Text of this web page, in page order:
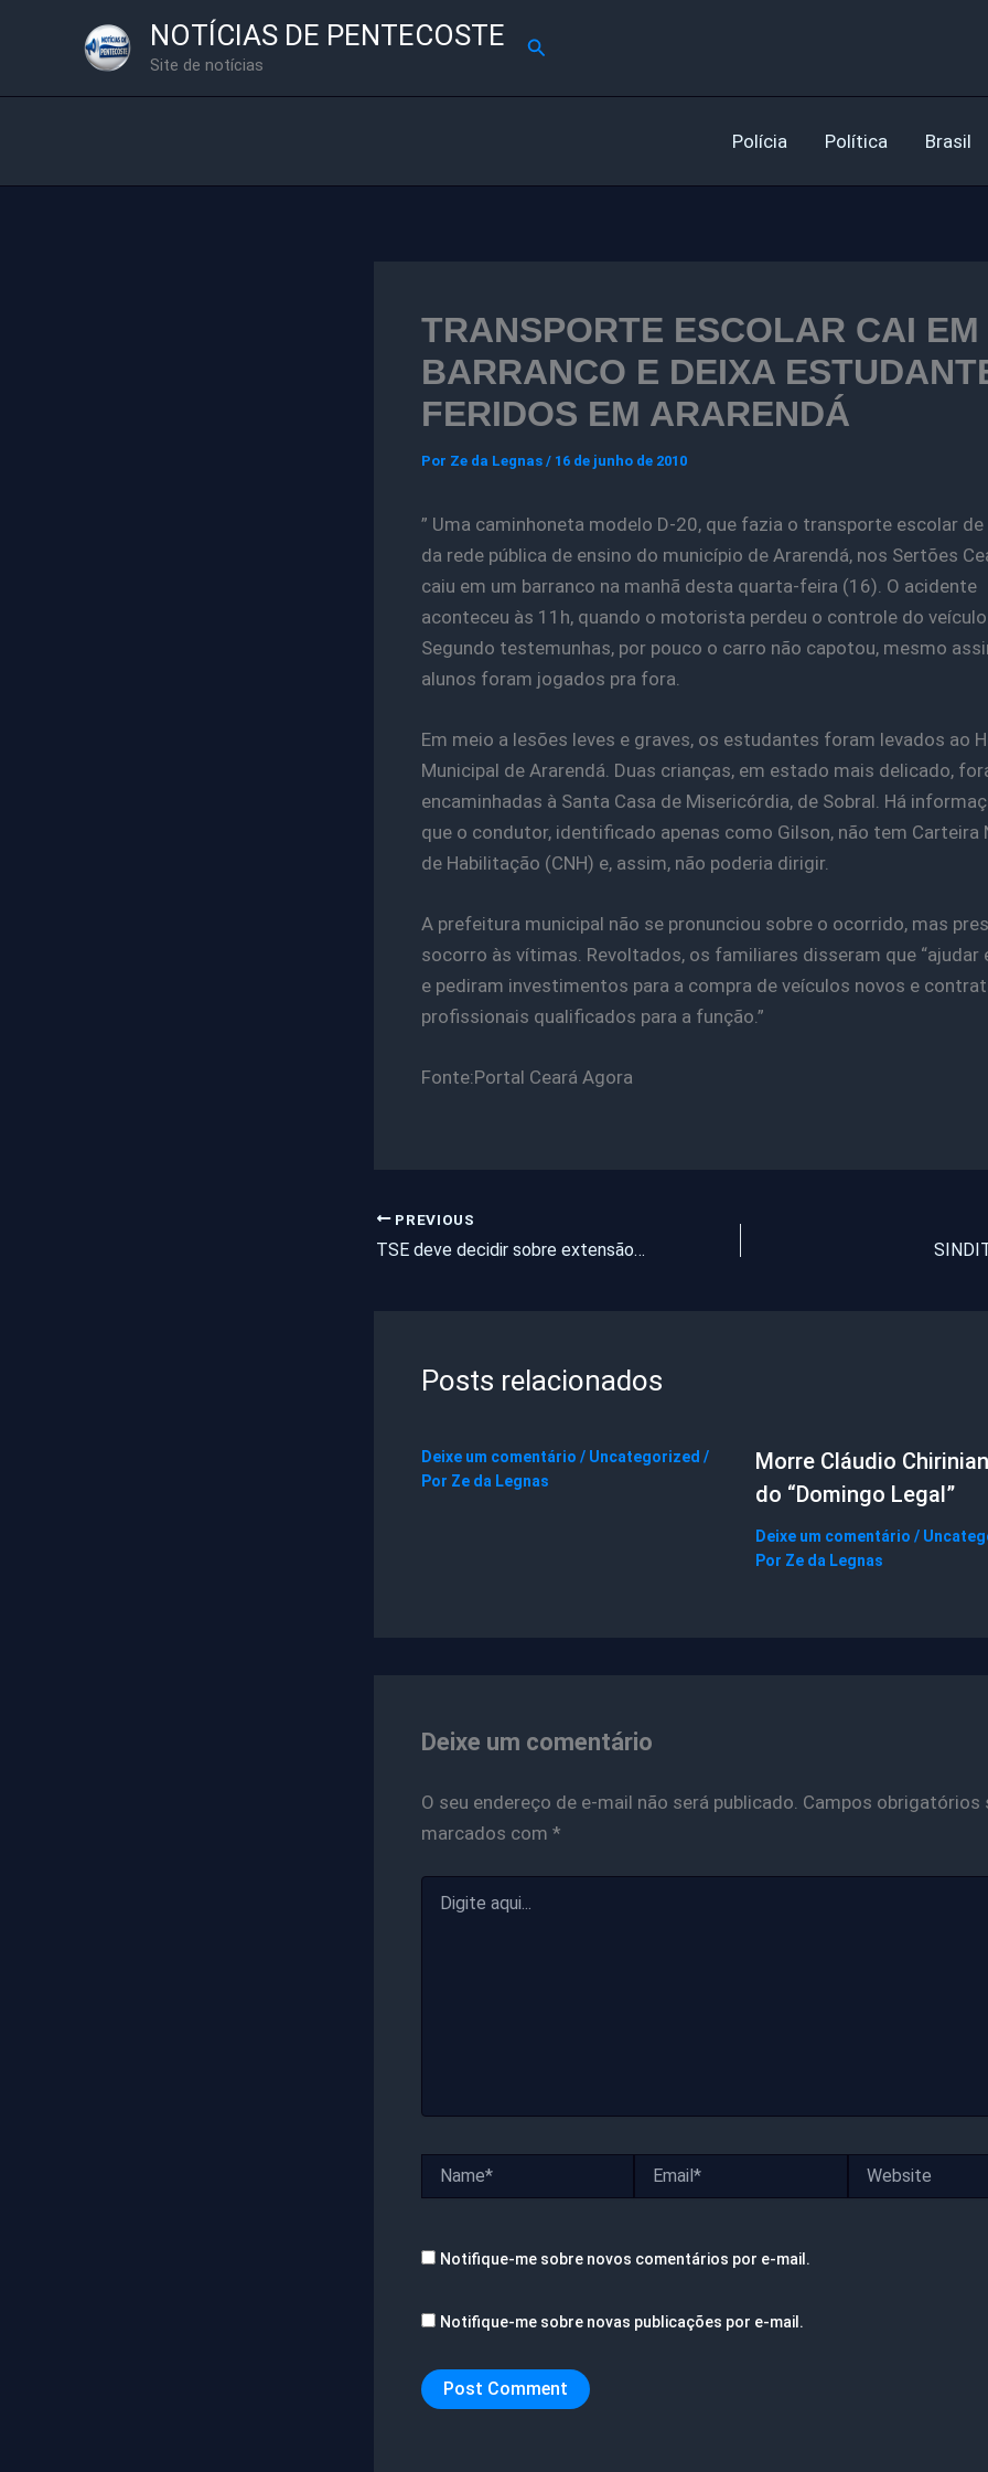
NOTÍCIAS DE PENTECOSTE
Site de notícias
Pesquisar
Polícia Política Brasil
TRANSPORTE ESCOLAR CAI EM
BARRANCO E DEIXA
FERIDOS EM ARARENDÁ
Por Ze da Legnas / 16 de junho de 2010
” Uma caminhoneta modelo D-20, que fazia o transporte escolar de
da rede pública de ensino do município de Ararendá, nos Sertões
caiu em um barranco na manhã desta quarta-feira (16). O acidente
aconteceu às 11h, quando o motorista perdeu o controle do veículo.
Segundo testemunhas, por pouco o carro não capotou, mesmo
alunos foram jogados pra fora.
Em meio a lesões leves e graves, os estudantes foram levados ao
Municipal de Ararendá. Duas crianças, em estado mais delicado,
encaminhadas à Santa Casa de Misericórdia, de Sobral. Há
que o condutor, identificado apenas como Gilson, não tem Carteira
de Habilitação (CNH) e, assim, não poderia dirigir.
A prefeitura municipal não se pronunciou sobre o ocorrido, mas
socorro às vítimas. Revoltados, os familiares disseram que “ajudar
e pediram investimentos para a compra de veículos novos e
profissionais qualificados para a função.”
Fonte:Portal Ceará Agora
PREVIOUS
TSE deve decidir sobre extensão da Lei da Ficha Limpa
Posts relacionados
Deixe um comentário / Uncategorized /
Por Ze da Legnas
Morre Cláudio
do “Domingo Legal”
Deixe um comentário /
Por Ze da Legnas
Deixe um comentário
O seu endereço de e-mail não será publicado. Campos obrigatórios
marcados com *
aqui...
Notifique-me sobre novos comentários por e-mail.
Notifique-me sobre novas publicações por e-mail.